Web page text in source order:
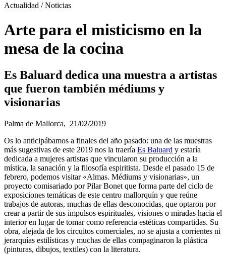
Actualidad / Noticias
Arte para el misticismo en la
mesa de la cocina
Es Baluard dedica una muestra a artistas
que fueron también médiums y
visionarias
Palma de Mallorca, 21/02/2019
Os lo anticipábamos a finales del año pasado: una de las muestras
más sugestivas de este 2019 nos la traería Es Baluard y estaría
dedicada a mujeres artistas que vincularon su producción a la
mística, la sanación y la filosofía espiritista. Desde el pasado 15 de
febrero, podemos visitar «Almas. Médiums y visionarias», un
proyecto comisariado por Pilar Bonet que forma parte del ciclo de
exposiciones temáticas de este centro mallorquín y que reúne
trabajos de autoras, muchas de ellas desconocidas, que optaron por
crear a partir de sus impulsos espirituales, visiones o miradas hacia el
interior en lugar de tomar como referencia estéticas compartidas. Su
obra, alejada de los circuitos comerciales, no se ajusta a corrientes ni
jerarquías estilísticas y muchas de ellas compaginaron la plástica
(pinturas, dibujos, textiles) con la literatura.